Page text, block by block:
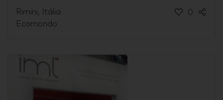
Rimini, Itália
Ecomondo
0